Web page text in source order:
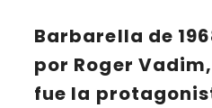
Barbarella de
por Roger Vadim,
fue la